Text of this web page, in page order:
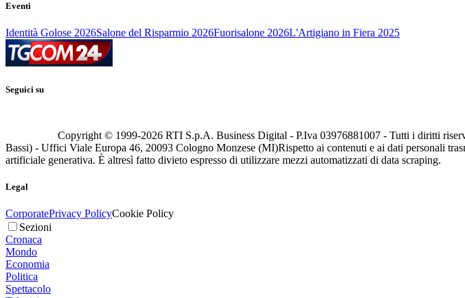
Eventi
Identità Golose 2026Salone del Risparmio 2026Fuorisalone 2026L'Artigiano in Fiera 2025
Seguici su
Copyright © 1999-2026 RTI S.p.A. Business Digital - P.Iva 03976881007 - Tutti i diritti
Bassi) - Uffici Viale Europa 46, 20093 Cologno Monzese (MI)Rispetto ai contenuti e ai dati personali
artificiale generativa. È altresì fatto divieto espresso di utilizzare mezzi automatizzati di data scraping.
Legal
CorporatePrivacy PolicyCookie Policy
Sezioni
Cronaca
Mondo
Economia
Politica
Spettacolo